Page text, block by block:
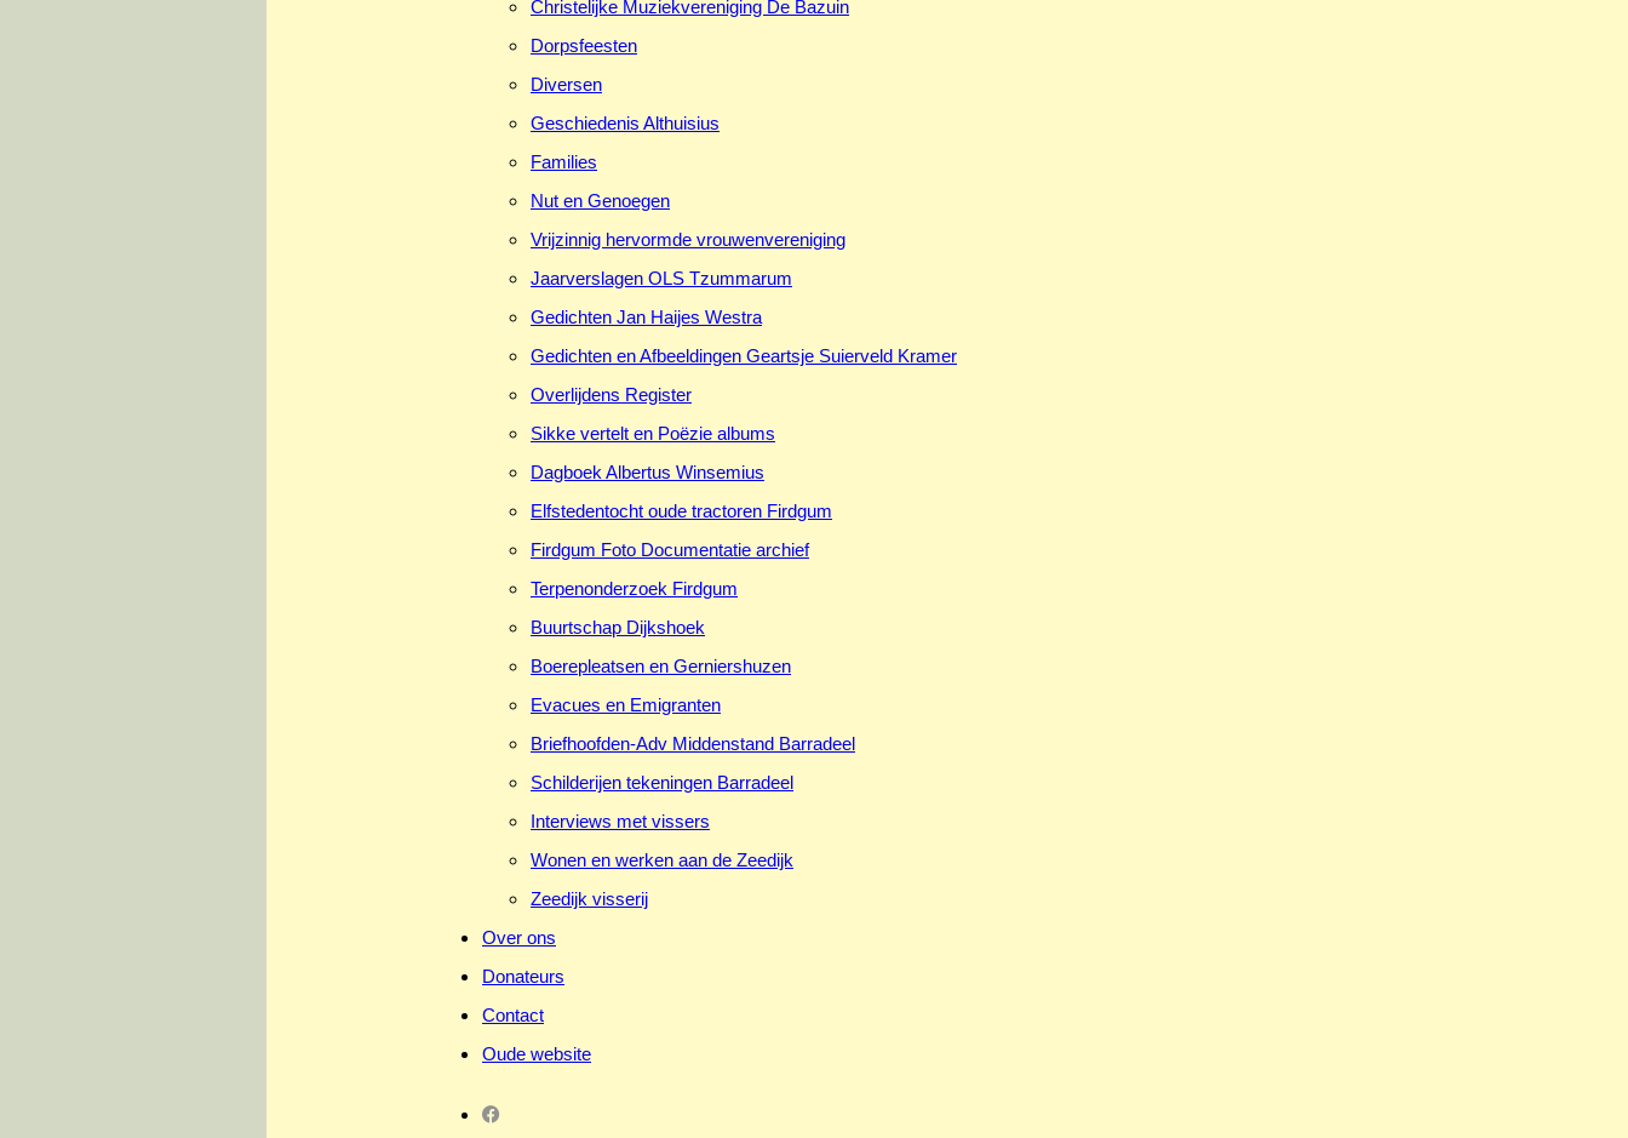
Christelijke Muziekvereniging De Bazuin
Dorpsfeesten
Diversen
Geschiedenis Althuisius
Families
Nut en Genoegen
Vrijzinnig hervormde vrouwenvereniging
Jaarverslagen OLS Tzummarum
Gedichten Jan Haijes Westra
Gedichten en Afbeeldingen Geartsje Suierveld Kramer
Overlijdens Register
Sikke vertelt en Poëzie albums
Dagboek Albertus Winsemius
Elfstedentocht oude tractoren Firdgum
Firdgum Foto Documentatie archief
Terpenonderzoek Firdgum
Buurtschap Dijkshoek
Boerepleatsen en Gerniershuzen
Evacues en Emigranten
Briefhoofden-Adv Middenstand Barradeel
Schilderijen tekeningen Barradeel
Interviews met vissers
Wonen en werken aan de Zeedijk
Zeedijk visserij
Over ons
Donateurs
Contact
Oude website